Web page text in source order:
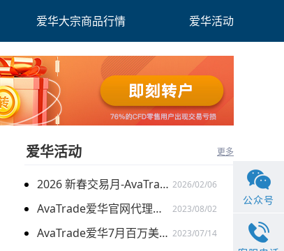
爱华大宗商品行情 爱华活动
爱华活动 更多
2026 新春交易月-AvaTrade爱华与您共启财富旅程 2026/02/06
AvaTrade爱华官网代理激励计划再升级：百万奖金限时加赠 2023/08/02
AvaTrade爱华7月百万美金代理扶持计划 火爆开启 2023/07/14
公众号